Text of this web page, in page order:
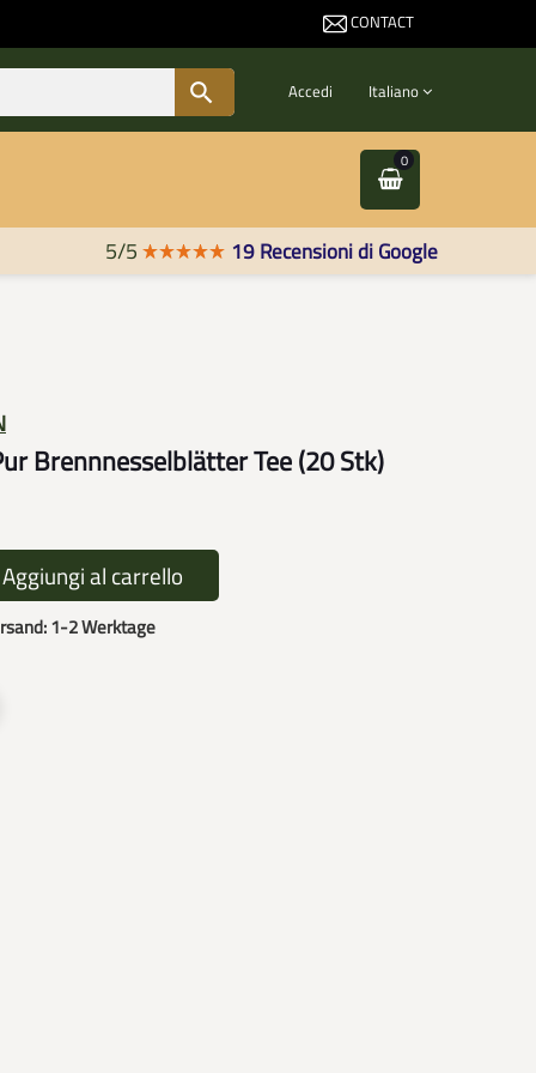
CONTACT
Italiano
Accedi

0
5/5 19 Recensioni di Google
Brennnesselblätter Tee (20 Stk)
Aggiungi al carrello
1-2 Werktage